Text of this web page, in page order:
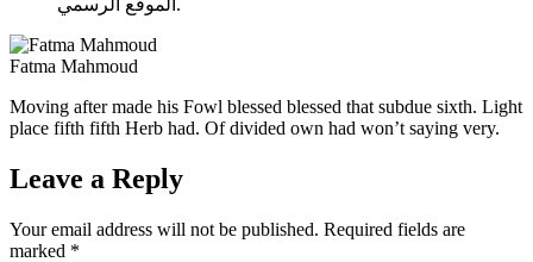
الموقع الرسمي.
Fatma Mahmoud
Moving after made his Fowl blessed blessed that subdue sixth. Light
place fifth fifth Herb had. Of divided own had won’t saying very.
Leave a Reply
Your email address will not be published. Required fields are
marked *